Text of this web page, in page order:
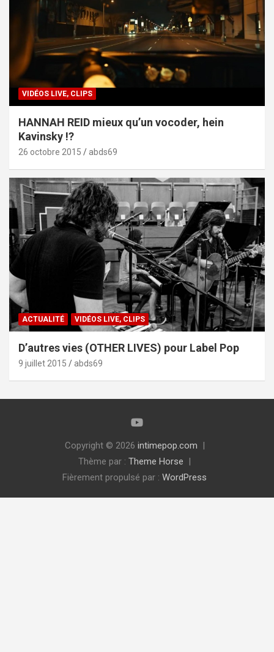
VIDÉOS LIVE, CLIPS
HANNAH REID mieux qu’un vocoder, hein
Kavinsky !?
26 octobre 2015 abds69
ACTUALITÉ VIDÉOS LIVE, CLIPS
D’autres vies (OTHER LIVES) pour Label Pop
9 juillet 2015 abds69
Copyright © 2026 intimepop.com
Thème par : Theme Horse
Fièrement propulsé par : WordPress